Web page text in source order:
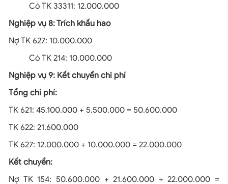
Có TK 33311: 12.000.000
Nghiệp vụ 8: Trích khấu hao
Nợ TK 627: 10.000.000
Có TK 214: 10.000.000
Nghiệp vụ 9: Kết chuyển chi phí
Tổng chi phí:
TK 621: 45.100.000 + 5.500.000 = 50.600.000
TK 622: 21.600.000
TK 627: 12.000.000 + 10.000.000 = 22.000.000
Kết chuyển:
Nợ TK 154: 50.600.000 + 21.600.000 + 22.000.000 =